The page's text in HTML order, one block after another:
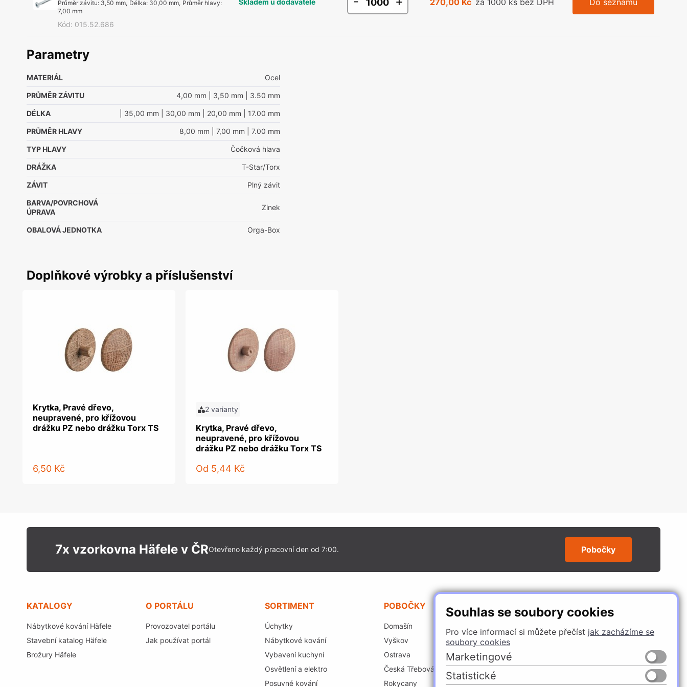
Souhlas se soubory cookies
Pro více informací si můžete přečíst jak zacházíme se
soubory cookies
Marketingové
Statistické
Průměr závitu: 3,50 mm, Délka: 30,00 mm, Průměr hlavy:
7,00 mm
Kód: 015.52.686
Skladem u dodavatele 270,00 Kč za 1000 ks bez DPH Do seznamu
Parametry
MATERIÁL Ocel
PRŮMĚR ZÁVITU 4,00 mm | 3,50 mm | 3.50 mm
DÉLKA | 35,00 mm | 30,00 mm | 20,00 mm | 17.00 mm
PRŮMĚR HLAVY 8,00 mm | 7,00 mm | 7.00 mm
TYP HLAVY Čočková hlava
DRÁŽKA T-Star/Torx
ZÁVIT Plný závit
BARVA/POVRCHOVÁ
ÚPRAVA
Zinek
OBALOVÁ JEDNOTKA Orga-Box
Doplňkové výrobky a příslušenství
Krytka, Pravé dřevo,
neupravené, pro křížovou
drážku PZ nebo drážku Torx TS
6,50 Kč
2 varianty
Krytka, Pravé dřevo,
neupravené, pro křížovou
drážku PZ nebo drážku Torx TS
Od 5,44 Kč
7x vzorkovna Häfele v ČROtevřeno každý pracovní den od 7:00. Pobočky
KATALOGY
Nábytkové kování Häfele
Stavební katalog Häfele
Brožury Häfele
O PORTÁLU
Provozovatel portálu
Jak používat portál
SORTIMENT
Úchytky
Nábytkové kování
Vybavení kuchyní
Osvětlení a elektro
Posuvné kování
POBOČKY
Domašín
Vyškov
Ostrava
Česká Třebová
Rokycany
SLEDUJTE NÁS